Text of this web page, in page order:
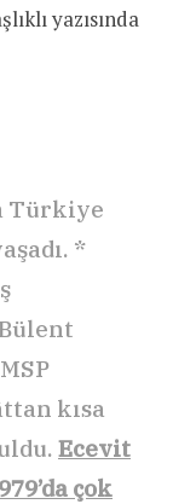
yazısında
Türkiye
*
kısa
Ecevit
çok